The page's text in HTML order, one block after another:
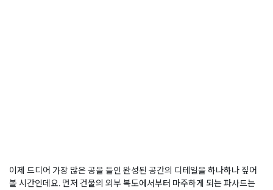
이제 드디어 가장 많은 공을 들인 완성된 공간의 디테일을 하나하나 짚어
볼 시간인데요. 먼저 건물의 외부 복도에서부터 마주하게 되는 파사드는